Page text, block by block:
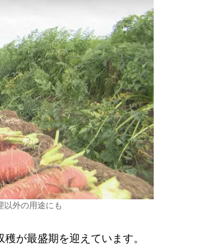
外の用途にも
が最盛期を迎えています。